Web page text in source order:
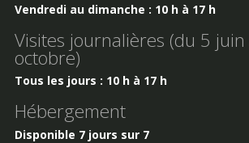
Vendredi au dimanche : 10 h à 17 h
Visites journalières (du 5
octobre)
Tous les jours : 10 h à 17 h
Hébergement
Disponible 7 jours sur 7